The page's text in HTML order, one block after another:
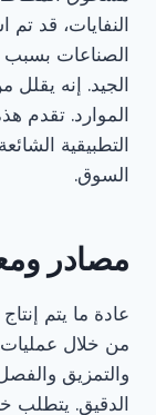
النفايات، قد
الصناعات بسبب
الجيد. إنه يقلل
الموارد. تقدم
التطبيقية
السوق.
مصادر
عادة ما يتم
من خلال عمليات
والتمزيق
الدقيق. يتطلب